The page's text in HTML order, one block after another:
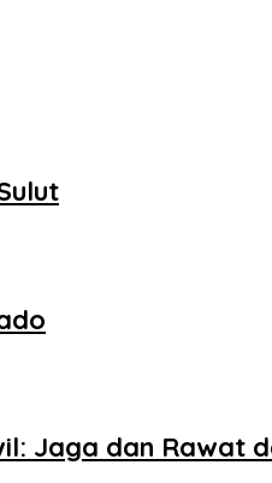
Jaga dan Rawat